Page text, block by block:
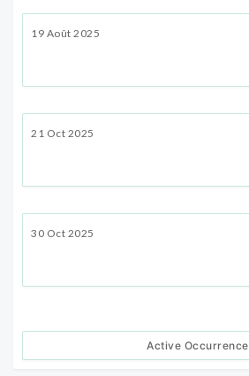
19 Août 2025
21 Oct 2025
30 Oct 2025
Active Occurrence